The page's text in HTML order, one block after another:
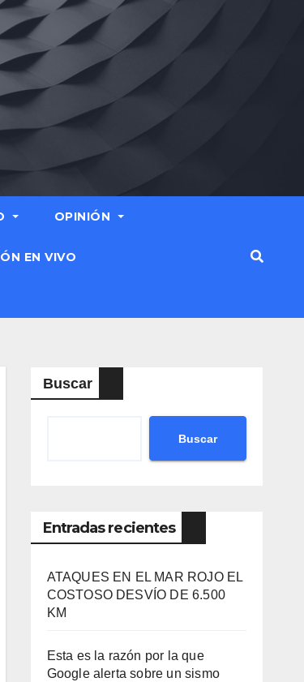
OPINIÓN
EN VIVO
Buscar
Buscar
Entradas recientes
ATAQUES EN EL MAR ROJO EL
COSTOSO DESVÍO DE 6.500
KM
Esta es la razón por la que
Google alerta sobre un sismo